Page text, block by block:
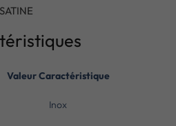
SATINE
Valeur Caractéristique
Inox